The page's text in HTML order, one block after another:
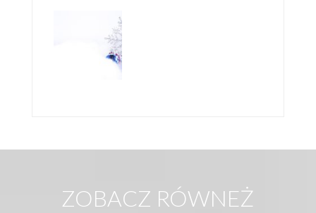
ZOBACZ RÓWNEŻ